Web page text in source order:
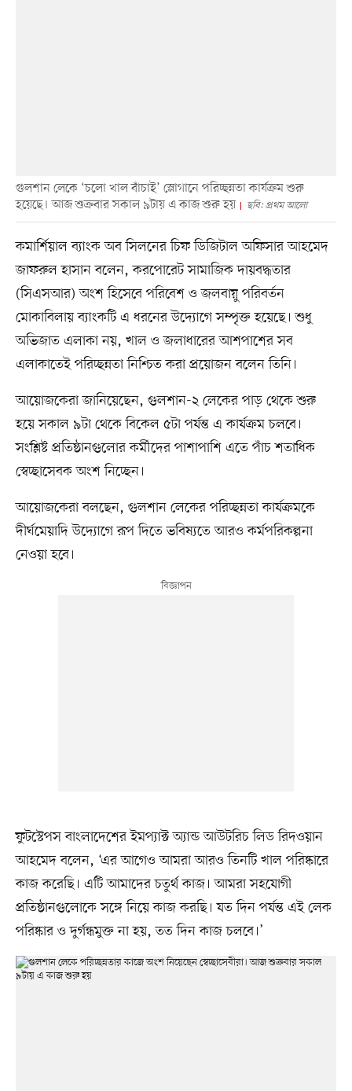
গুলশান লেকে ‘চলো খাল বাঁচাই’ স্লোগানে পরিচ্ছন্নতা কার্যক্রম শুরু
হয়েছে। আজ শুক্রবার সকাল ৯টায় এ কাজ শুরু হয়
ছবি: প্রথম আলো
কমার্শিয়াল ব্যাংক অব সিলনের চিফ ডিজিটাল অফিসার আহমেদ
জাফরুল হাসান বলেন, করপোরেট সামাজিক দায়বদ্ধতার
(সিএসআর) অংশ হিসেবে পরিবেশ ও জলবায়ু পরিবর্তন
মোকাবিলায় ব্যাংকটি এ ধরনের উদ্যোগে সম্পৃক্ত হয়েছে। শুধু
অভিজাত এলাকা নয়, খাল ও জলাধারের আশপাশের সব
এলাকাতেই পরিচ্ছন্নতা নিশ্চিত করা প্রয়োজন বলেন তিনি।
আয়োজকেরা জানিয়েছেন, গুলশান-২ লেকের পাড় থেকে শুরু
হয়ে সকাল ৯টা থেকে বিকেল ৫টা পর্যন্ত এ কার্যক্রম চলবে।
সংশ্লিষ্ট প্রতিষ্ঠানগুলোর কর্মীদের পাশাপাশি এতে পাঁচ শতাধিক
স্বেচ্ছাসেবক অংশ নিচ্ছেন।
আয়োজকেরা বলছেন, গুলশান লেকের পরিচ্ছন্নতা কার্যক্রমকে
দীর্ঘমেয়াদি উদ্যোগে রূপ দিতে ভবিষ্যতে আরও কর্মপরিকল্পনা
নেওয়া হবে।
ফুটস্টেপস বাংলাদেশের ইমপ্যাক্ট অ্যান্ড আউটরিচ লিড রিদওয়ান
আহমেদ বলেন, ‘এর আগেও আমরা আরও তিনটি খাল পরিষ্কারে
কাজ করেছি। এটি আমাদের চতুর্থ কাজ। আমরা সহযোগী
প্রতিষ্ঠানগুলোকে সঙ্গে নিয়ে কাজ করছি। যত দিন পর্যন্ত এই লেক
পরিষ্কার ও দুর্গন্ধমুক্ত না হয়, তত দিন কাজ চলবে।’